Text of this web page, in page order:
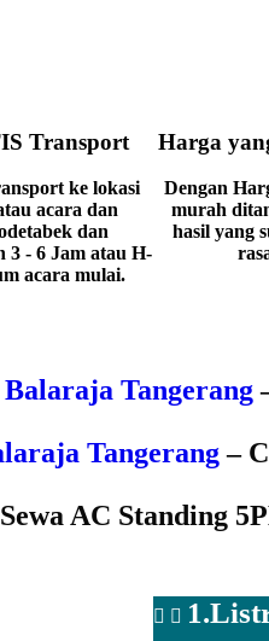
Transport
ke lokasi
acara dan
dan
3 - 6 Jam atau H-
acara mulai.
Harga
Dengan
murah
hasil yang
Balaraja Tangerang
Tangerang–
AC Standing